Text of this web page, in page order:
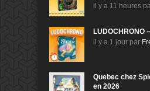
il y a 11 heures
LUDOCHRONO
il y a 1 jour par
Quebec chez
en 2026